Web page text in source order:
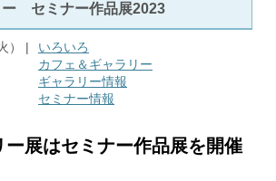
ー セミナー作品展2023
） |
いろいろ
カフェ＆ギャラリー
ギャラリー情報
セミナー情報
ー展はセミナー作品展を開催